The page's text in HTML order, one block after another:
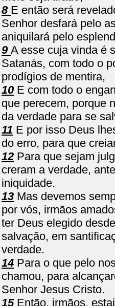
8 E então será
Senhor desfará pelo
aniquilará pelo
9 A esse cuja vinda é
Satanás, com todo o
prodígios de mentira,
10 E com todo o
que perecem, porque
da verdade para se
11 E por isso Deus
do erro, para que
12 Para que sejam
creram a verdade,
iniquidade.
13 Mas devemos
por vós, irmãos
ter Deus elegido
salvação, em
verdade.
14 Para o que pelo
chamou, para
Senhor Jesus Cristo.
15Então, irmãos,